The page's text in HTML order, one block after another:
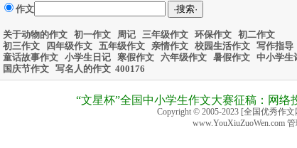
作文
关于动物的作文 初一作文 周记 三年级作文 环保作文 初二作文
初三作文
四年级作文 五年级作文 亲情作文 校园生活作文 写作指导
童话故事作文 小学生日记 寒假作文 六年级作文 暑假作文 中小学生
国庆节作文 写名人的作文 400176
“文星杯”全国中小学生作文大赛征稿：网络
Copyright © 2005-2023 [全国优秀作
www.YouXiuZuoWen.com